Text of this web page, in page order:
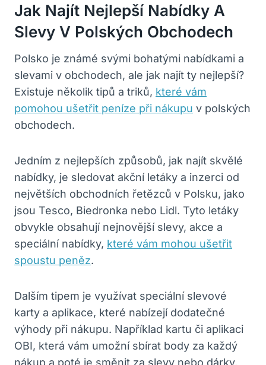
Jak Najít Nejlepší Nabídky A
Slevy V Polských Obchodech
Polsko je známé svými bohatými nabídkami a
slevami v obchodech, ale jak najít ty nejlepší?
Existuje několik tipů a triků, které vám
pomohou ušetřit peníze při nákupu v polských
obchodech.
Jedním z nejlepších způsobů, jak najít skvělé
nabídky, je sledovat akční letáky a inzerci od
největších obchodních řetězců v Polsku, jako
jsou Tesco, Biedronka nebo Lidl. Tyto letáky
obvykle obsahují nejnovější slevy, akce a
speciální nabídky, které vám mohou ušetřit
spoustu peněz.
Dalším tipem je využívat speciální slevové
karty a aplikace, které nabízejí dodatečné
výhody při nákupu. Například kartu či aplikaci
OBI, která vám umožní sbírat body za každý
nákup a poté je směnit za slevy nebo dárky.